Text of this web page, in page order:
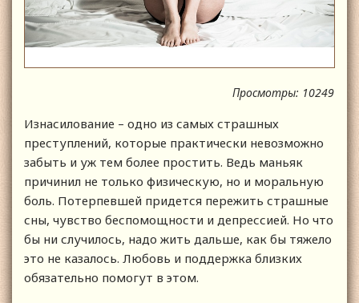
Просмотры: 10249
Изнасилование – одно из самых страшных
преступлений, которые практически невозможно
забыть и уж тем более простить. Ведь маньяк
причинил не только физическую, но и моральную
боль. Потерпевшей придется пережить страшные
сны, чувство беспомощности и депрессией. Но что
бы ни случилось, надо жить дальше, как бы тяжело
это не казалось. Любовь и поддержка близких
обязательно помогут в этом.